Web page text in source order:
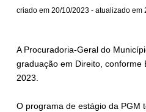
criado em 20/10/2023 - atualizado em
A Procuradoria-Geral do
graduação em Direito, conforme
2023.
O programa de estágio da PGM